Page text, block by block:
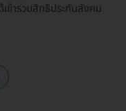
ข้าร่วมสิทธิประกันสังคม